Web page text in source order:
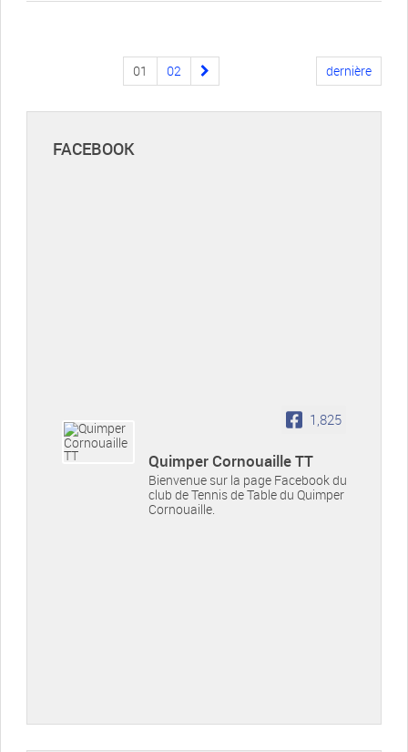
01 02 dernière
FACEBOOK
1,825
Quimper Cornouaille TT
Bienvenue sur la page Facebook du
club de Tennis de Table du Quimper
Cornouaille.